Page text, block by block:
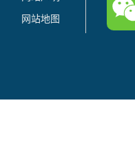
网站地图